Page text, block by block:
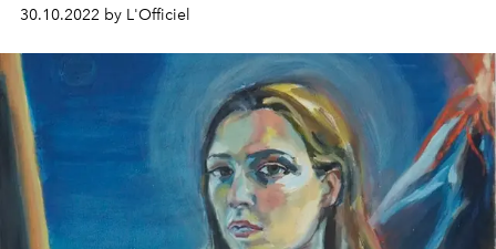
et de la technologie.
30.10.2022 by L'Officiel